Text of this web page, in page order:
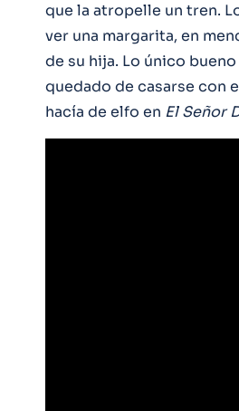
que la atropelle un tren.
ver una margarita, en
de su hija. Lo único
quedado de casarse con
hacía de elfo en El Señor